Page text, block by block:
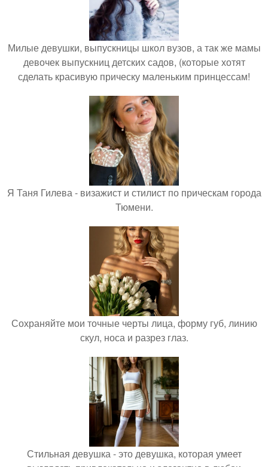
Милые девушки, выпускницы школ вузов, а так же мамы
девочек выпускниц детских садов, (которые хотят
сделать красивую прическу маленьким принцессам!
Я Таня Гилева - визажист и стилист по прическам города
Тюмени.
Сохраняйте мои точные черты лица, форму губ, линию
скул, носа и разрез глаз.
Стильная девушка - это девушка, которая умеет